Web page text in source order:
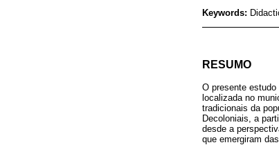
Keywords:
RESUMO
O presente
localizada no
tradicionais da
Decoloniais, a
desde a
que emergiram